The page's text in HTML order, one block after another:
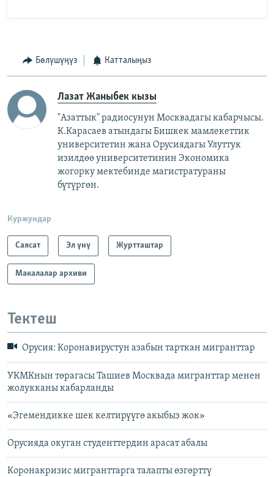
Бөлүшүңүз Катталыңыз
Лазат Жаныбек кызы
"Азаттык" радиосунун Москвадагы кабарчысы.
К.Карасаев атындагы Бишкек мамлекеттик
университетин жана Орусиядагы Улуттук
изилдөө университетинин Экономика
жогорку мектебинде магистратураны
бүтүргөн.
Куржундар
Саясат Эл үнү Журтташтар
Макалалар архиви
Тектеш
Орусия: Коронавирустун азабын тарткан мигранттар
УКМКнын төрагасы Ташиев Москвада мигранттар менен
жолукканы кабарланды
«Эгемендикке шек келтирүүгө акыбыз жок»
Орусияда окуган студенттердин арасат абалы
Коронакризис мигранттарга талапты өзгөрттү